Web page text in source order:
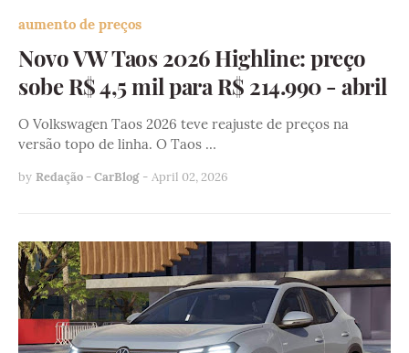
aumento de preços
Novo VW Taos 2026 Highline: preço
sobe R$ 4,5 mil para R$ 214.990 - abril
O Volkswagen Taos 2026 teve reajuste de preços na
versão topo de linha. O Taos …
by Redação - CarBlog - April 02, 2026